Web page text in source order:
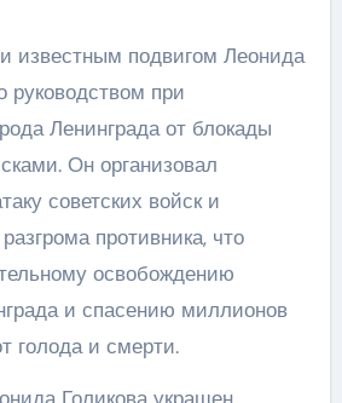
известным подвигом Леонида
руководством при
Ленинграда от блокады
Он организовал
советских войск и
противника, что
освобождению
и спасению миллионов
голода и смерти.